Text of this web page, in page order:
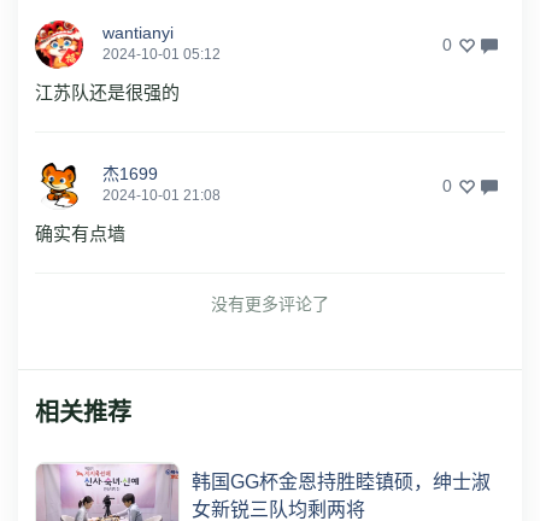
wantianyi
2024-10-01 05:12 0
江苏队还是很强的
杰1699
2024-10-01 21:08 0
确实有点墙
没有更多评论了
相关推荐
韩国GG杯金恩持胜睦镇硕，绅士淑
女新锐三队均剩两将